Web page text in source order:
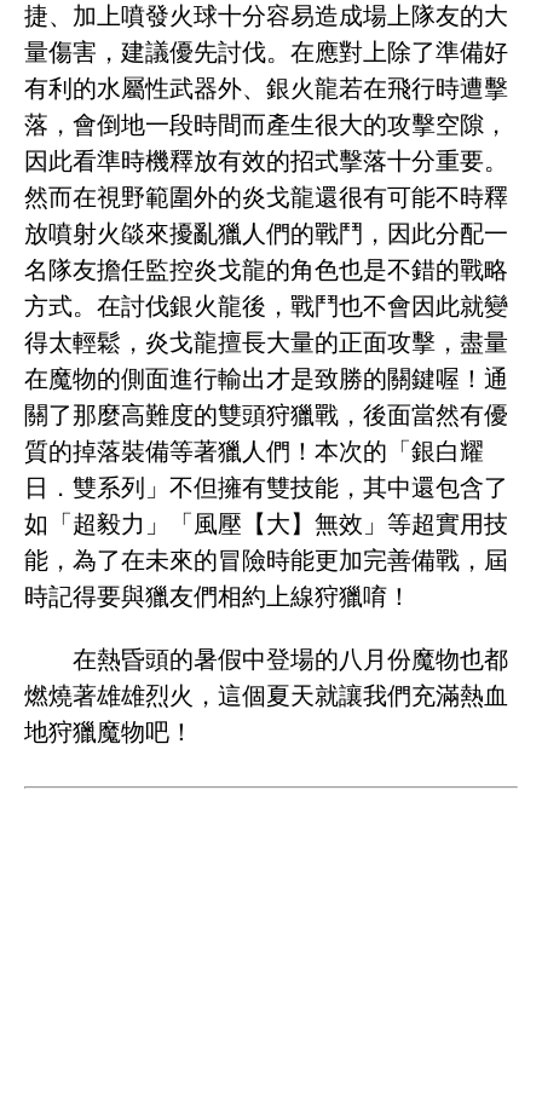
捷、加上噴發火球十分容易造成場上隊友的大
量傷害，建議優先討伐。在應對上除了準備好
有利的水屬性武器外、銀火龍若在飛行時遭擊
落，會倒地一段時間而產生很大的攻擊空隙，
因此看準時機釋放有效的招式擊落十分重要。
然而在視野範圍外的炎戈龍還很有可能不時釋
放噴射火燄來擾亂獵人們的戰鬥，因此分配一
名隊友擔任監控炎戈龍的角色也是不錯的戰略
方式。在討伐銀火龍後，戰鬥也不會因此就變
得太輕鬆，炎戈龍擅長大量的正面攻擊，盡量
在魔物的側面進行輸出才是致勝的關鍵喔！通
關了那麼高難度的雙頭狩獵戰，後面當然有優
質的掉落裝備等著獵人們！本次的「銀白耀
日．雙系列」不但擁有雙技能，其中還包含了
如「超毅力」「風壓【大】無效」等超實用技
能，為了在未來的冒險時能更加完善備戰，屆
時記得要與獵友們相約上線狩獵唷！
在熱昏頭的暑假中登場的八月份魔物也都
燃燒著雄雄烈火，這個夏天就讓我們充滿熱血
地狩獵魔物吧！